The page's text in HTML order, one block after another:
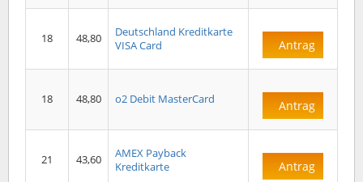
18 48,80
Deutschland Kreditkarte
VISA Card
Antrag
18 48,80 o2 Debit MasterCard Antrag
21 43,60
AMEX Payback
Kreditkarte
Antrag